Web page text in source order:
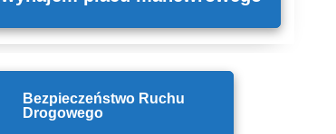
Bezpieczeństwo Ruchu
Drogowego